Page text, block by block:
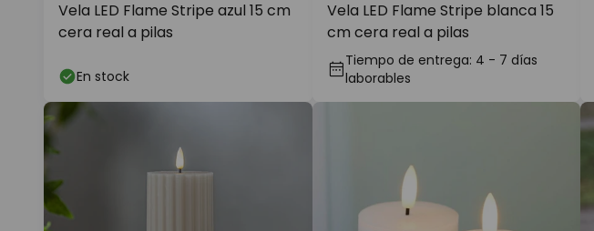
Vela LED Flame Stripe azul 15 cm
cera real a pilas
En stock
Vela LED Flame Stripe blanca 15
cm cera real a pilas
Tiempo de entrega: 4 - 7 días
laborables